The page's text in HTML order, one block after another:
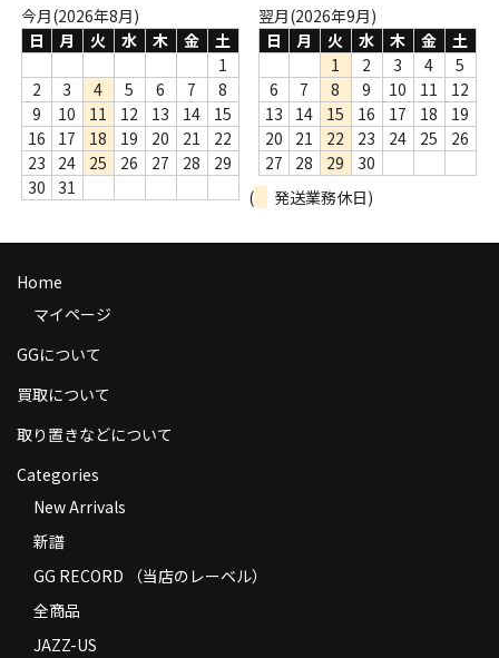
Webのみ no.2
Webのみ no.3
Webのみ no.4
売り切れ
Help
送料
商品の発送
返品
コンディション
Privacy Policy
Contact
今月(2026年8月)
日
月 火 水 木 金
土
1
2
3 4 5 6 7
8
9
10 11 12 13 14
15
16
17 18 19 20 21
22
23
24 25 26 27 28
29
30
31
翌月(2026年9月)
日
月 火 水 木 金
土
1
2 3 4
5
6
7 8 9 10 11
12
13
14 15 16 17 18
19
20
21 22 23 24 25
26
27
28 29
30
(
発送業務休日)
Home
マイページ
GGについて
買取について
取り置きなどについて
Categories
New Arrivals
新譜
GG RECORD （当店のレーベル）
全商品
JAZZ-US